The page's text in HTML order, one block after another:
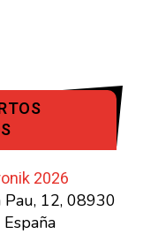
2026
12, 08930